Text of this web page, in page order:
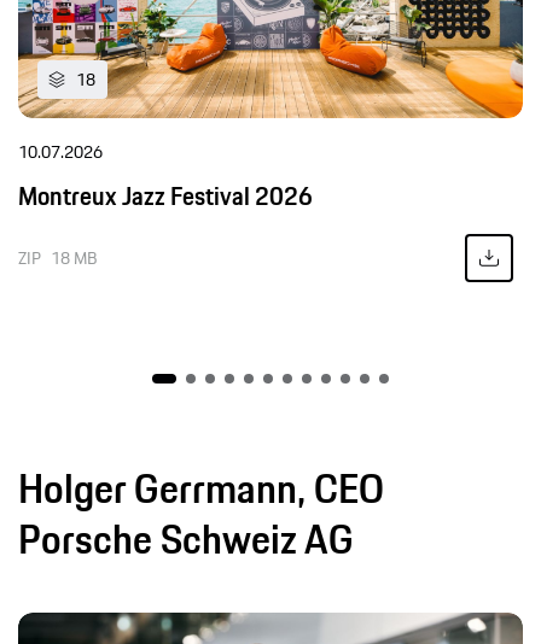
18
10.07.2026
Montreux Jazz Festival 2026
ZIP 18 MB
Holger Gerrmann, CEO
Porsche Schweiz AG